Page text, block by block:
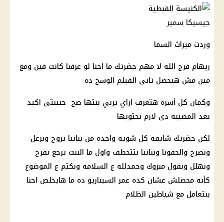
جيسيكا سمير
وردت ميراث السما
ريهام فرج الله لا مهم حضرتك ما احنا لو عرفنا كانت فين ومع
مين مش هيحصل تانى الفيلم الوسخ ده
وكمان كل أسرة هتعرف ازاي تربي بنتها صح حبيبتى اكيد
بعد المصيبه دى لازم نحتويها
لكن حضرتك شايفه كل شويه واحده من بناتنا تروح ونزعل
ونصرخ والحقونا وبناتنا بتتخطف واول ما البنت ترجع نفرح
ونهلل ونقول مبروك وحمدلله ع السلامه ونكتم ع الموضوع
كأنه محصلش عشان كده عمر السيناريو ده ما هايخلص احنا
بنتعامل مع شياطين الظلام